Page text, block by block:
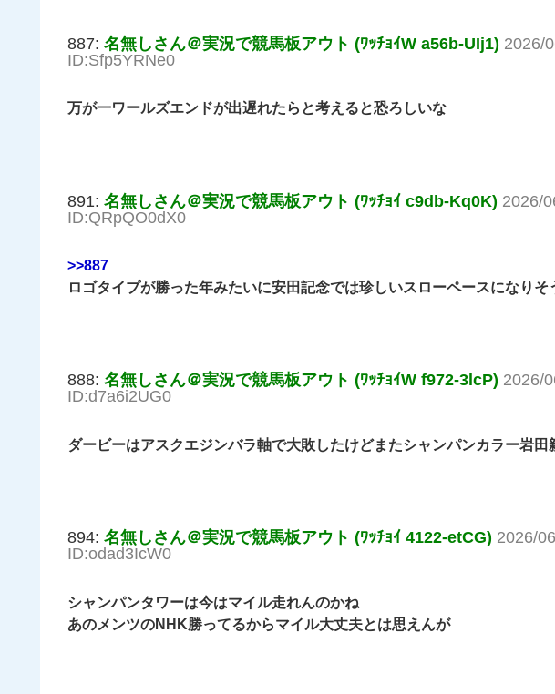
887: 名無しさん＠実況で競馬板アウト (ﾜｯﾁｮｲW a56b-UIj1) 2026/
ID:Sfp5YRNe0
万が一ワールズエンドが出遅れたらと考えると恐ろしいな
891: 名無しさん＠実況で競馬板アウト (ﾜｯﾁｮｲ c9db-Kq0K) 2026/
ID:QRpQO0dX0
>>887
ロゴタイプが勝った年みたいに安田記念では珍しいスローペースになりそ
888: 名無しさん＠実況で競馬板アウト (ﾜｯﾁｮｲW f972-3lcP) 2026/
ID:d7a6i2UG0
ダービーはアスクエジンバラ軸で大敗したけどまたシャンパンカラー岩田
894: 名無しさん＠実況で競馬板アウト (ﾜｯﾁｮｲ 4122-etCG) 2026/
ID:odad3IcW0
シャンパンタワーは今はマイル走れんのかね
あのメンツのNHK勝ってるからマイル大丈夫とは思えんが